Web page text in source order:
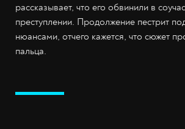
рассказывает, что его обвинили в
преступлении. Продолжение пестрит
нюансами, отчего кажется, что сюжет
пальца.